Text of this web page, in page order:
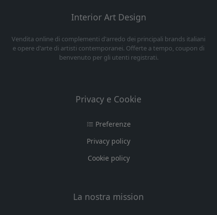
Interior Art Design
Vendita online di complementi d'arredo dei principali brands italiani
e opere d'arte di artisti contemporanei. Offerte a tempo, coupon di
benvenuto per gli utenti registrati.
Privacy e Cookie
Preferenze
Privacy policy
Cookie policy
La nostra mission